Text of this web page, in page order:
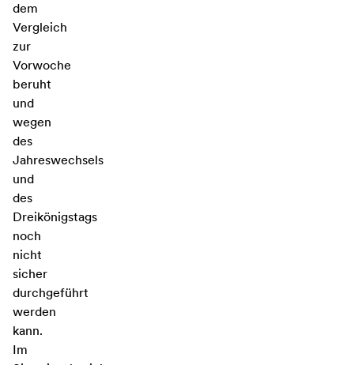
dem
Vergleich
zur
Vorwoche
beruht
und
wegen
des
Jahreswechsels
und
des
Dreikönigstags
noch
nicht
sicher
durchgeführt
werden
kann.
Im